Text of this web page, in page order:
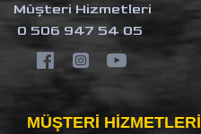
Müşteri Hizmetleri
0 506 947 54 05
MÜŞTERI HIZMETLERI